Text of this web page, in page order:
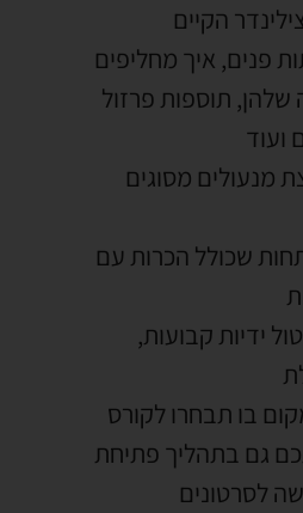
הקיים
פנים, איך מחליפים
שלהן, תוספות פרזול
ועוד
מנעולים מסוגים
שכולל הכרות עם
ידיות קבועות,
בו תבחרו לקורס
גם בתהליך פתיחת
לסרטונים